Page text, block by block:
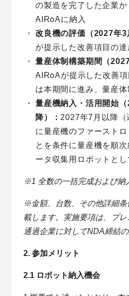
の製造を完了した企業
AIRoAに納入
改良機の評価（2027年3
が提示した改善項目の
量産体制構築期間（
AIRoAが提示した改善
は本期間に進み、量産
量産機納入・活用開始
降）： 2027年7月以降（
に量産機のファーストロ
とを条件に量産機を順
ータ収集用ロボットと
※1 全数の一括完成および納
※金額、台数、その他詳細
載します。実施要項は、プ
通過企業に対してNDA締結の
2. 参加メリット
2.1 ロボット納入機会